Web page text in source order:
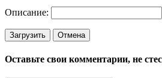
Описание:
Загрузить Отмена
Оставьте свои комментарии, не